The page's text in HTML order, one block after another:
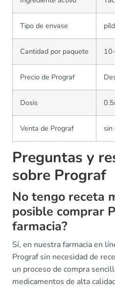
Tipo de envase
Cantidad por paquete
Precio de Prograf
Dosis
Venta de Prograf sin
Preguntas y
sobre Prograf
No tengo receta
posible comprar
farmacia?
Sí, en nuestra farmacia en
Prograf sin necesidad de
un proceso de compra
medicamentos de alta